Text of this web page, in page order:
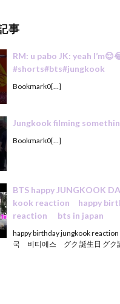
事
RM: u pabo JK: yeah
#shorts#bts#jungkook
Bookmark0[…]
Jungkook filming
Bookmark0[…]
BTS happy JUNGKOOK
kook reaction happy
reaction bts in japan
happy birthday jungkook
국 비티에스 グク 誕生日 グク